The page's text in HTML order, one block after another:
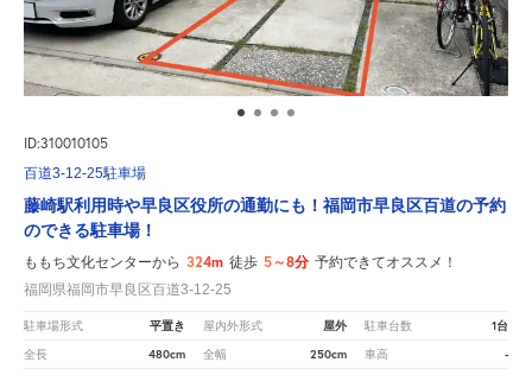
ID:310010105
百道3-12-25駐車場
藤崎駅利用時や早良区役所の通勤にも！福岡市早良区百道の予約
のできる駐車場！
ももち文化センターから 324m 徒歩 5～8分 予約できてオススメ！
福岡県福岡市早良区百道3-12-25
駐車場形式 平置き 屋内外形式 屋外 駐車台数 1台
全長 480cm 全幅 250cm 車高 -